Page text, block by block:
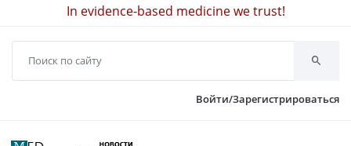
In evidence-based medicine we trust!
Войти/Зарегистрироваться